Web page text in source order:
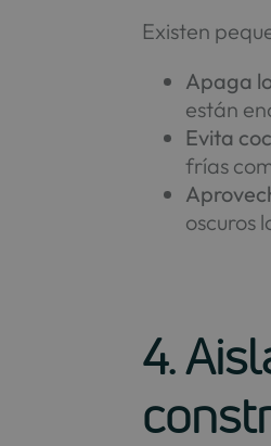
Existen
Apaga
están
Evita
frías
oscuros
4.